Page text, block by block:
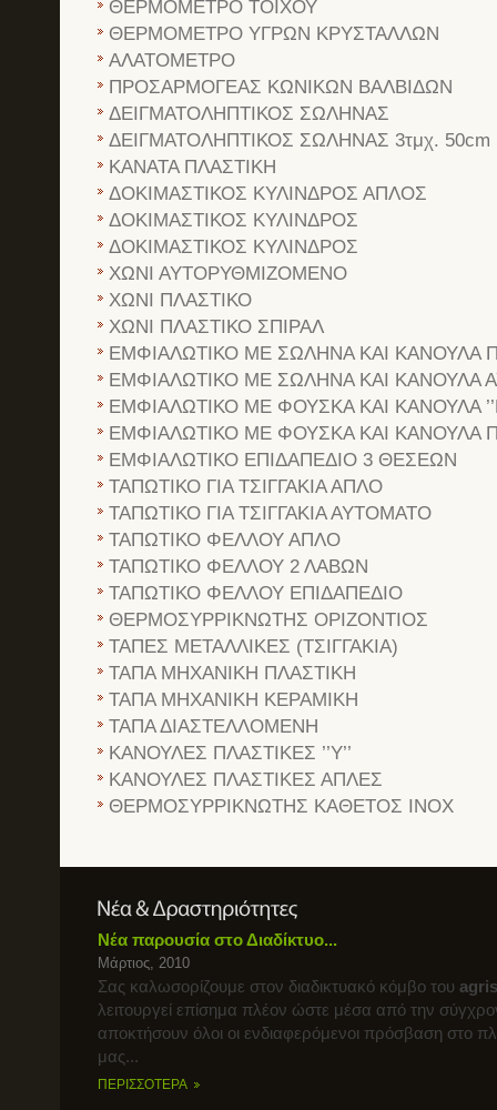
ΘΕΡΜΟΜΕΤΡΟ ΤΟΙΧΟΥ
ΘΕΡΜΟΜΕΤΡΟ ΥΓΡΩΝ ΚΡΥΣΤΑΛΛΩΝ
ΑΛΑΤΟΜΕΤΡΟ
ΠΡΟΣΑΡΜΟΓΕΑΣ ΚΩΝΙΚΩΝ ΒΑΛΒΙΔΩΝ
ΔΕΙΓΜΑΤΟΛΗΠΤΙΚΟΣ ΣΩΛΗΝΑΣ
ΔΕΙΓΜΑΤΟΛΗΠΤΙΚΟΣ ΣΩΛΗΝΑΣ 3τμχ. 50cm
ΚΑΝΑΤΑ ΠΛΑΣΤΙΚΗ
ΔΟΚΙΜΑΣΤΙΚΟΣ ΚΥΛΙΝΔΡΟΣ ΑΠΛΟΣ
ΔΟΚΙΜΑΣΤΙΚΟΣ ΚΥΛΙΝΔΡΟΣ
ΔΟΚΙΜΑΣΤΙΚΟΣ ΚΥΛΙΝΔΡΟΣ
ΧΩΝΙ ΑΥΤΟΡΥΘΜΙΖΟΜΕΝΟ
ΧΩΝΙ ΠΛΑΣΤΙΚΟ
ΧΩΝΙ ΠΛΑΣΤΙΚΟ ΣΠΙΡΑΛ
ΕΜΦΙΑΛΩΤΙΚΟ ΜΕ ΣΩΛΗΝΑ ΚΑΙ ΚΑΝΟΥΛΑ
ΕΜΦΙΑΛΩΤΙΚΟ ΜΕ ΣΩΛΗΝΑ ΚΑΙ ΚΑΝΟΥΛΑ
ΕΜΦΙΑΛΩΤΙΚΟ ΜΕ ΦΟΥΣΚΑ ΚΑΙ ΚΑΝΟΥΛΑ
ΕΜΦΙΑΛΩΤΙΚΟ ΜΕ ΦΟΥΣΚΑ ΚΑΙ ΚΑΝΟΥΛΑ
ΕΜΦΙΑΛΩΤΙΚΟ ΕΠΙΔΑΠΕΔΙΟ 3 ΘΕΣΕΩΝ
ΤΑΠΩΤΙΚΟ ΓΙΑ ΤΣΙΓΓΑΚΙΑ ΑΠΛΟ
ΤΑΠΩΤΙΚΟ ΓΙΑ ΤΣΙΓΓΑΚΙΑ ΑΥΤΟΜΑΤΟ
ΤΑΠΩΤΙΚΟ ΦΕΛΛΟΥ ΑΠΛΟ
ΤΑΠΩΤΙΚΟ ΦΕΛΛΟΥ 2 ΛΑΒΩΝ
ΤΑΠΩΤΙΚΟ ΦΕΛΛΟΥ ΕΠΙΔΑΠΕΔΙΟ
ΘΕΡΜΟΣΥΡΡΙΚΝΩΤΗΣ ΟΡΙΖΟΝΤΙΟΣ
ΤΑΠΕΣ ΜΕΤΑΛΛΙΚΕΣ (ΤΣΙΓΓΑΚΙΑ)
ΤΑΠΑ ΜΗΧΑΝΙΚΗ ΠΛΑΣΤΙΚΗ
ΤΑΠΑ ΜΗΧΑΝΙΚΗ ΚΕΡΑΜΙΚΗ
ΤΑΠΑ ΔΙΑΣΤΕΛΛΟΜΕΝΗ
ΚΑΝΟΥΛΕΣ ΠΛΑΣΤΙΚΕΣ ’’Υ’’
ΚΑΝΟΥΛΕΣ ΠΛΑΣΤΙΚΕΣ ΑΠΛΕΣ
ΘΕΡΜΟΣΥΡΡΙΚΝΩΤΗΣ ΚΑΘΕΤΟΣ INOX
Νέα παρουσία στο Διαδίκτυο...
Μάρτιος, 2010
Σας καλωσορίζουμε στον διαδικτυακό κόμβο του
λειτουργεί επίσημα πλέον ώστε μέσα από την
αποκτήσουν όλοι οι ενδιαφερόμενοι πρόσβαση στο
μας...
ΠΕΡΙΣΣΟΤΕΡΑ